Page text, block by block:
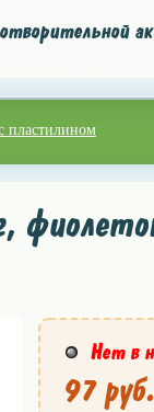
пластилином
Нет в
97 руб.